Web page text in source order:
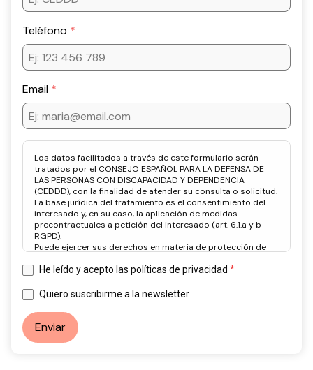
Teléfono
Email
Los datos facilitados a través de este formulario serán
tratados por el CONSEJO ESPAÑOL PARA LA DEFENSA DE
LAS PERSONAS CON DISCAPACIDAD Y DEPENDENCIA
(CEDDD), con la finalidad de atender su consulta o solicitud.
La base jurídica del tratamiento es el consentimiento del
interesado y, en su caso, la aplicación de medidas
precontractuales a petición del interesado (art. 6.1.a y b
RGPD).
Puede ejercer sus derechos en materia de protección de
Más información en nuestra Política de Privacidad.
He leído y acepto las políticas de privacidad
Quiero suscribirme a la newsletter
Enviar